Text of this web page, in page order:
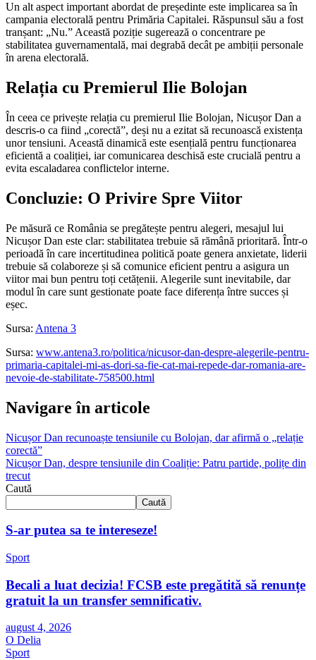
Un alt aspect important abordat de președinte este implicarea sa în
campania electorală pentru Primăria Capitalei. Răspunsul său a fost
tranșant: „Nu.” Această poziție sugerează o concentrare pe
stabilitatea guvernamentală, mai degrabă decât pe ambiții personale
în arena electorală.
Relația cu Premierul Ilie Bolojan
În ceea ce privește relația cu premierul Ilie Bolojan, Nicușor Dan a
descris-o ca fiind „corectă”, deși nu a ezitat să recunoască existența
unor tensiuni. Această dinamică este esențială pentru funcționarea
eficientă a coaliției, iar comunicarea deschisă este crucială pentru a
evita escaladarea conflictelor interne.
Concluzie: O Privire Spre Viitor
Pe măsură ce România se pregătește pentru alegeri, mesajul lui
Nicușor Dan este clar: stabilitatea trebuie să rămână prioritară. Într-o
perioadă în care incertitudinea politică poate genera anxietate, liderii
trebuie să colaboreze și să comunice eficient pentru a asigura un
viitor mai bun pentru toți cetățenii. Alegerile sunt inevitabile, dar
modul în care sunt gestionate poate face diferența între succes și
eșec.
Sursa: Antena 3
Sursa: www.antena3.ro/politica/nicusor-dan-despre-alegerile-pentru-
primaria-capitalei-mi-as-dori-sa-fie-cat-mai-repede-dar-romania-are-
nevoie-de-stabilitate-758500.html
Navigare în articole
Nicușor Dan recunoaște tensiunile cu Bolojan, dar afirmă o „relație
corectă”
Nicușor Dan, despre tensiunile din Coaliție: Patru partide, polițe din
trecut
Caută
Caută
S-ar putea sa te intereseze!
Sport
Becali a luat decizia! FCSB este pregătită să renunțe
gratuit la un transfer semnificativ.
august 4, 2026
O Delia
Sport